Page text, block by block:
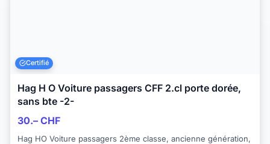
Certifié
Hag H O Voiture passagers CFF 2.cl porte dorée,
sans bte -2-
30.– CHF
Hag HO Voiture passagers 2ème classe, ancienne génération,